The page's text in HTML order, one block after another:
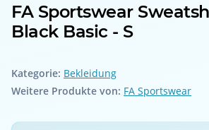
FA Sportswear
Black Basic - S
Kategorie: Bekleidung
Weitere Produkte von: FA Sportswear